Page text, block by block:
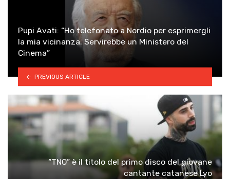
Pupi Avati: “Ho telefonato a Nordio per esprimergli
la mia vicinanza. Servirebbe un Ministero del
Cinema”
PREVIOUS ARTICLE
“TNO” è il titolo del primo disco del giovane
cantante catanese Lyo